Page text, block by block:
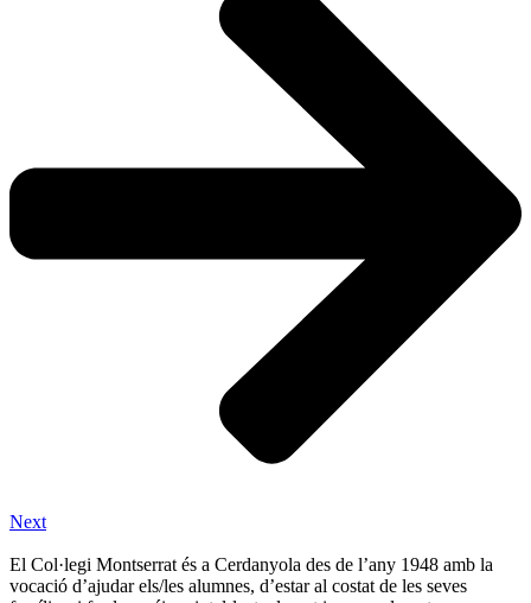
Next
El Col·legi Montserrat és a Cerdanyola des de l’any 1948 amb la
vocació d’ajudar els/les alumnes, d’estar al costat de les seves